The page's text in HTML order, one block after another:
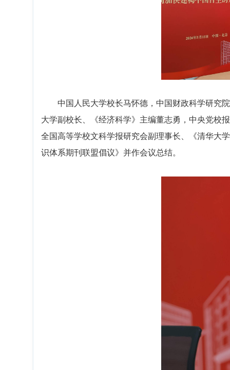
中国人民大学校长马怀德，中国财政科学研究
大学副校长、《经济科学》主编董志勇，中央党校
全国高等学校文科学报研究会副理事长、《清华大
识体系期刊联盟倡议》并作会议总结。